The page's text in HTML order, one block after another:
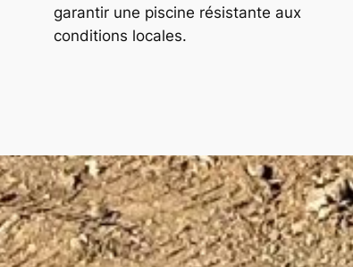
garantir une piscine résistante aux
conditions locales.